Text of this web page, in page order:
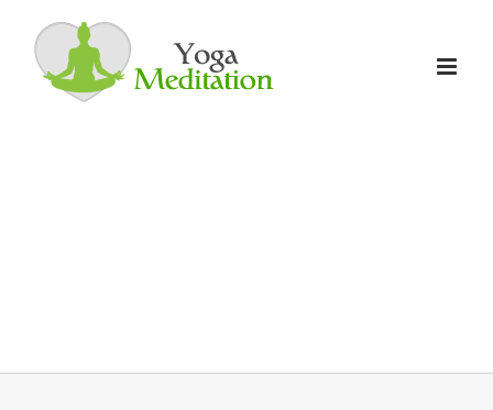
Inhalt
springen